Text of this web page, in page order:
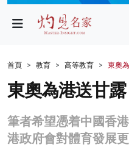
財經
生活
商業
首頁 教育 高等教育 東奧
東奧為港送甘
筆者希望憑着中國香
港政府會對體育發展